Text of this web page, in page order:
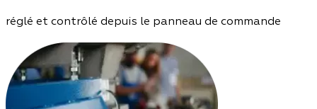
réglé et contrôlé depuis le panneau de commande